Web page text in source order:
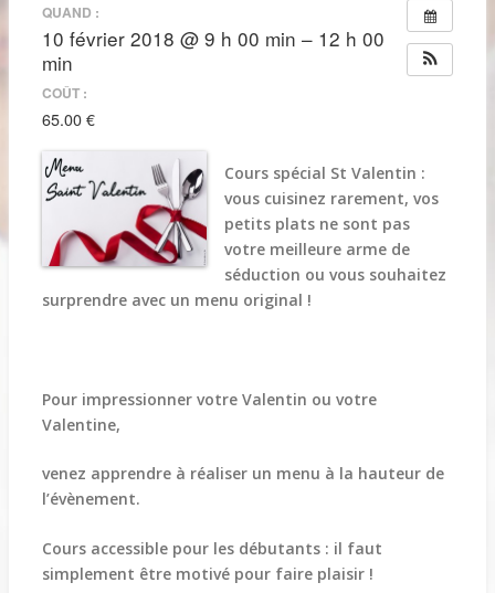
QUAND :
10 février 2018 @ 9 h 00 min – 12 h 00
min
COÛT :
65.00 €
Cours spécial St Valentin :
vous cuisinez rarement, vos
petits plats ne sont pas
votre meilleure arme de
séduction ou vous souhaitez
surprendre avec un menu original !
Pour impressionner votre Valentin ou votre
Valentine,
venez apprendre à réaliser un menu à la hauteur de
l’évènement.
Cours accessible pour les débutants : il faut
simplement être motivé pour faire plaisir !